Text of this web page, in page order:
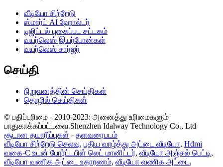
வீடியோ சிற்றேடு
ஸ்மார்ட் AI ஹோல்டர்
டிஜிட்டல் புகைப்பட சட்டகம்
வயர்லெஸ் இயர்போன்கள்
வயர்லெஸ் சார்ஜர்
செய்தி
நிறுவனத்தின் செய்திகள்
தொழில் செய்திகள்
© பதிப்புரிமை - 2010-2023: அனைத்து உரிமைகளும்
பாதுகாக்கப்பட்டவை.Shenzhen Idalway Technology Co., Ltd
சூடான தயாரிப்புகள் - தளவரைபடம்
வீடியோ சிற்றேடு செலவு, புதிய வாழ்த்து அட்டை வீடியோ, Hdmi
வகை-C உடன் போர்ட்டபிள் லெட் மானிட்டர், வீடியோ அஞ்சல் பெட்டி,
வீடியோ வணிக அட்டை உதாரணம், வீடியோ வணிக அட்டை,